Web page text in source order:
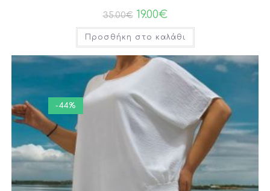
35.00€ 19.00€
Προσθήκη στο καλάθι
-44%